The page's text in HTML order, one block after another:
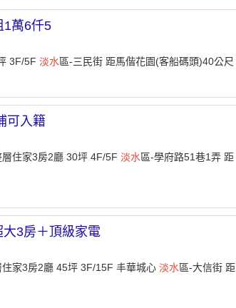
1萬6仟5
3F/5F 淡水區-三民街 距馬偕花園(客船碼頭)40公尺
可入籍
住家3房2廳 30坪 4F/5F 淡水區-學府路51巷1弄 距
3房＋頂級家電
家3房2廳 45坪 3F/15F 丰華城心 淡水區-大信街 距